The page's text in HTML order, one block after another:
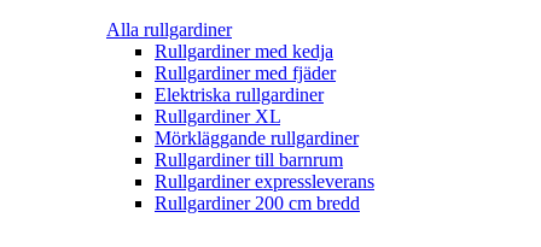
Alla rullgardiner
Rullgardiner med kedja
Rullgardiner med fjäder
Elektriska rullgardiner
Rullgardiner XL
Mörkläggande rullgardiner
Rullgardiner till barnrum
Rullgardiner expressleverans
Rullgardiner 200 cm bredd